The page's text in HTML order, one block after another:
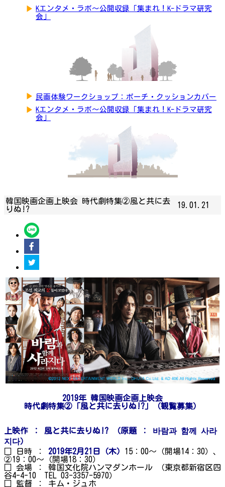
▶ Kエンタメ・ラボ～公開収録「集まれ！K-ドラマ研究
会」
▶ 民画体験ワークショップ：ポーチ・クッションカバー
▶ Kエンタメ・ラボ～公開収録「集まれ！K-ドラマ研究
会」
韓国映画企画上映会 時代劇特集②風と共に去
りぬ!?
19.01.21
2019年 韓国映画企画上映会
時代劇特集②「風と共に去りぬ!?」（観覧募集）
上映作 ： 風と共に去りぬ!? （原題 ： 바람과 함께
사라
지다）
□ 日時 ： 2019年2月21日（木） 15：00～（開場14：30）、
②19：00～（開場18：30）
□ 会場 ： 韓国文化院ハンマダンホール （東京都新宿区四
谷4-4-10 TEL 03-3357-5970）
□ 監督 ： キム・ジュホ